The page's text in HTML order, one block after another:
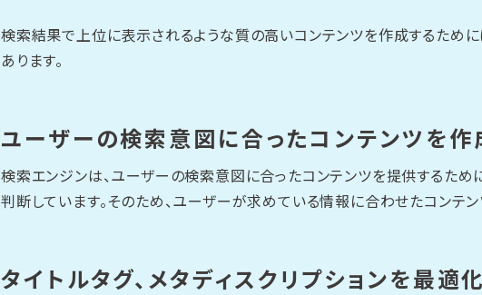
検索結果で上位に表示されるような質の高いコンテンツを作成するため
あります。
ユーザーの検索意図に合ったコンテンツを作
検索エンジンは、ユーザーの検索意図に合ったコンテンツを提供するため
判断しています。そのため、ユーザーが求めている情報に合わせたコンテ
タイトルタグ、メタディスクリプションを最適